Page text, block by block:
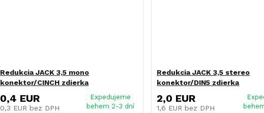
Redukcia JACK 3,5 mono
konektor/CINCH zdierka
0,4 EUR
0,3 EUR bez DPH
Expedujeme
behem 2-3 dní
Redukcia JACK 3,5 stereo
konektor/DIN5 zdierka
2,0 EUR
1,6 EUR bez DPH